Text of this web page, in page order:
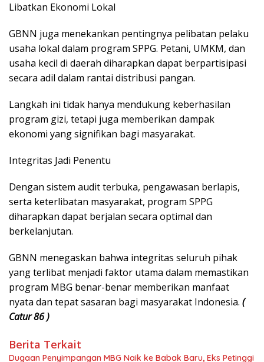
Libatkan Ekonomi Lokal
GBNN juga menekankan pentingnya pelibatan pelaku
usaha lokal dalam program SPPG. Petani, UMKM, dan
usaha kecil di daerah diharapkan dapat berpartisipasi
secara adil dalam rantai distribusi pangan.
Langkah ini tidak hanya mendukung keberhasilan
program gizi, tetapi juga memberikan dampak
ekonomi yang signifikan bagi masyarakat.
Integritas Jadi Penentu
Dengan sistem audit terbuka, pengawasan berlapis,
serta keterlibatan masyarakat, program SPPG
diharapkan dapat berjalan secara optimal dan
berkelanjutan.
GBNN menegaskan bahwa integritas seluruh pihak
yang terlibat menjadi faktor utama dalam memastikan
program MBG benar-benar memberikan manfaat
nyata dan tepat sasaran bagi masyarakat Indonesia. (
Catur 86 )
Berita Terkait
Dugaan Penyimpangan MBG Naik ke Babak Baru, Eks Petinggi